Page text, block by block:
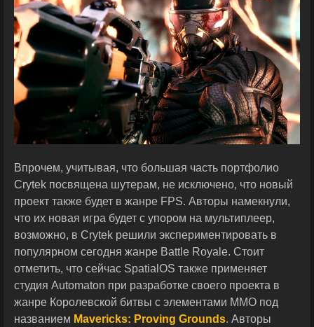
Впрочем, учитывая, что большая часть портфолио
Crytek посвящена шутерам, не исключено, что новый
проект также будет в жанре FPS. Авторы намекнули,
что их новая игра будет с упором на мультиплеер,
возможно, в Crytek решили экспериментировать в
популярном сегодня жанре Battle Royale. Стоит
отметить, что сейчас SpatialOS также применяет
студия Automaton при разработке своего проекта в
жанре Королевской битвы с элементами ММО под
названием Mavericks: Proving Grounds. Авторы